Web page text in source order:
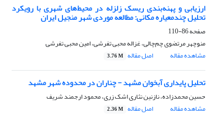
ارزیابی و پهنه‌بندی ریسک زلزله در محیط‌های شهری با رویکرد
تحلیل چندمعیاره مکانی: مطالعه موردی شهر منجیل ایران
صفحه86-110
منوچهر مرتضوی چم‌چالی، غزاله محبی تفرشی، امین محبی تفرشی
مشاهده مقاله
اصل مقاله 3.76 M
تحلیل پایداری آبخوان مشهد - چناران در محدوده شهر مشهد
حسین محمدزاده، نازنین نثاری اشک زری، محمود ارجمند شریف
مشاهده مقاله
اصل مقاله 2.36 M